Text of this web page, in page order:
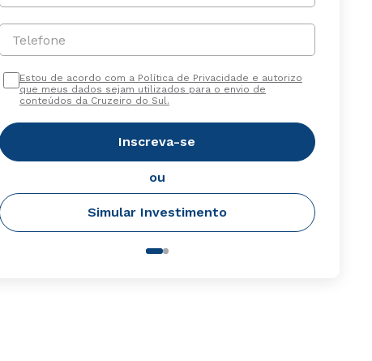
Telefone
Estou de acordo com a Política de Privacidade e autorizo
que meus dados sejam utilizados para o envio de
conteúdos da Cruzeiro do Sul.
Inscreva-se
ou
Simular Investimento